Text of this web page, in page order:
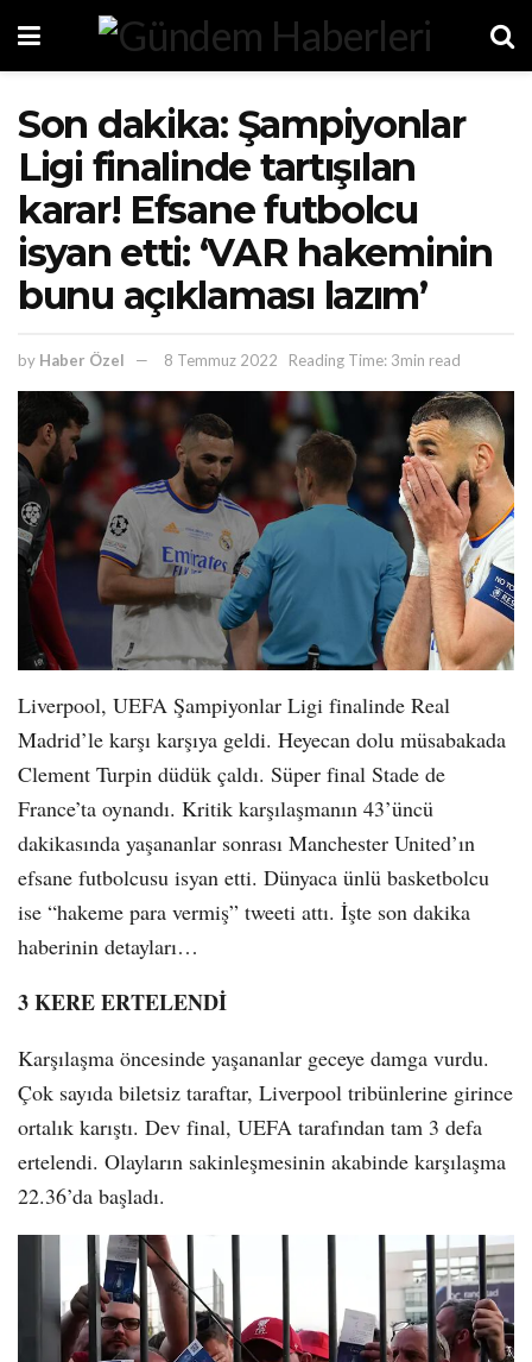
Son dakika: Şampiyonlar
Ligi finalinde tartışılan
karar! Efsane futbolcu
isyan etti: ‘VAR hakeminin
bunu açıklaması lazım’
by Haber Özel 8 Temmuz 2022 Reading Time: 3min read
Liverpool, UEFA Şampiyonlar Ligi finalinde Real
Madrid’le karşı karşıya geldi. Heyecan dolu müsabakada
Clement Turpin düdük çaldı. Süper final Stade de
France’ta oynandı. Kritik karşılaşmanın 43’üncü
dakikasında yaşananlar sonrası Manchester United’ın
efsane futbolcusu isyan etti. Dünyaca ünlü basketbolcu
ise “hakeme para vermiş” tweeti attı. İşte son dakika
haberinin detayları…
3 KERE ERTELENDİ
Karşılaşma öncesinde yaşananlar geceye damga vurdu.
Çok sayıda biletsiz taraftar, Liverpool tribünlerine girince
ortalık karıştı. Dev final, UEFA tarafından tam 3 defa
ertelendi. Olayların sakinleşmesinin akabinde karşılaşma
22.36’da başladı.